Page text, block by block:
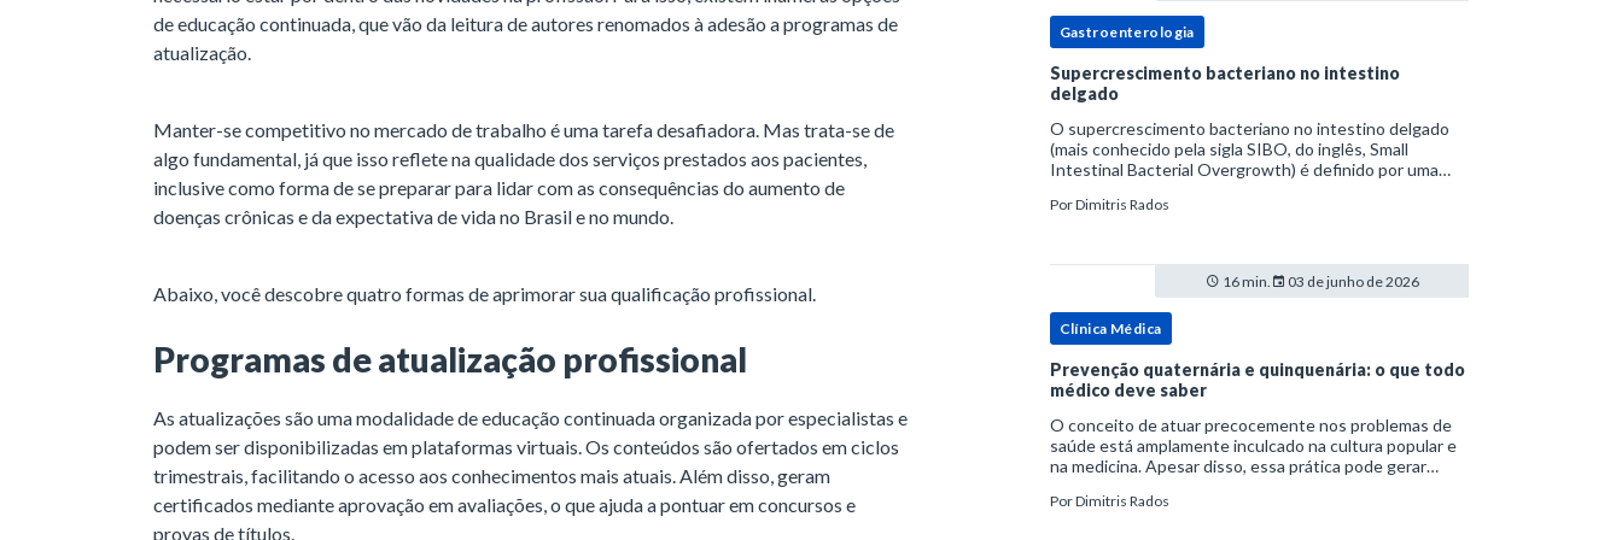
de educação continuada, que vão da leitura de autores renomados à adesão a programas de
atualização.
Manter-se competitivo no mercado de trabalho é uma tarefa desafiadora. Mas trata-se de
algo fundamental, já que isso reflete na qualidade dos serviços prestados aos pacientes,
inclusive como forma de se preparar para lidar com as consequências do aumento de
doenças crônicas e da expectativa de vida no Brasil e no mundo.
Abaixo, você descobre quatro formas de aprimorar sua qualificação profissional.
Programas de atualização profissional
As atualizações são uma modalidade de educação continuada organizada por especialistas e
podem ser disponibilizadas em plataformas virtuais. Os conteúdos são ofertados em ciclos
trimestrais, facilitando o acesso aos conhecimentos mais atuais. Além disso, geram
certificados mediante aprovação em avaliações, o que ajuda a pontuar em concursos e
provas de títulos.
Gastroenterologia
Supercrescimento bacteriano no intestino
delgado
O supercrescimento bacteriano no intestino delgado
(mais conhecido pela sigla SIBO, do inglês, Small
Intestinal Bacterial Overgrowth) é definido por uma
específica de disbiose do trato digestivo. P
PorDimitris Rados
16 min. 03 de junho de 2026
Clínica Médica
Prevenção quaternária e quinquenária: o que todo
médico deve saber
O conceito de atuar precocemente nos problemas de
saúde está amplamente inculcado na cultura popular e
na medicina. Apesar disso, essa prática pode gerar
tratamentos podem advir de prevenção excessiva
PorDimitris Rados